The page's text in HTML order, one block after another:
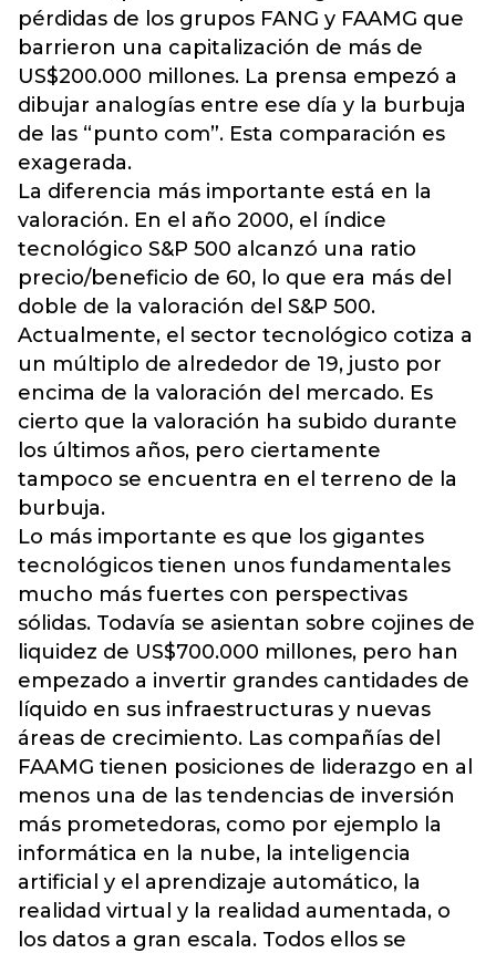
pérdidas de los grupos FANG y FAAMG que
barrieron una capitalización de más de
US$200.000 millones. La prensa empezó a
dibujar analogías entre ese día y la burbuja
de las “punto com”. Esta comparación es
exagerada.
La diferencia más importante está en la
valoración. En el año 2000, el índice
tecnológico S&P 500 alcanzó una ratio
precio/beneficio de 60, lo que era más del
doble de la valoración del S&P 500.
Actualmente, el sector tecnológico cotiza a
un múltiplo de alrededor de 19, justo por
encima de la valoración del mercado. Es
cierto que la valoración ha subido durante
los últimos años, pero ciertamente
tampoco se encuentra en el terreno de la
burbuja.
Lo más importante es que los gigantes
tecnológicos tienen unos fundamentales
mucho más fuertes con perspectivas
sólidas. Todavía se asientan sobre cojines de
liquidez de US$700.000 millones, pero han
empezado a invertir grandes cantidades de
líquido en sus infraestructuras y nuevas
áreas de crecimiento. Las compañías del
FAAMG tienen posiciones de liderazgo en al
menos una de las tendencias de inversión
más prometedoras, como por ejemplo la
informática en la nube, la inteligencia
artificial y el aprendizaje automático, la
realidad virtual y la realidad aumentada, o
los datos a gran escala. Todos ellos se